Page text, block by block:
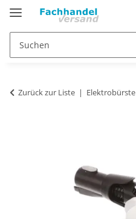
Zurück zur Liste Elektrobürste